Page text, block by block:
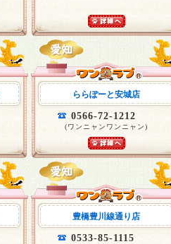
ららぽーと安城店
0566-72-1212
(ワンニャンワンニャン)
豊橋豊川線通り店
0533-85-1115